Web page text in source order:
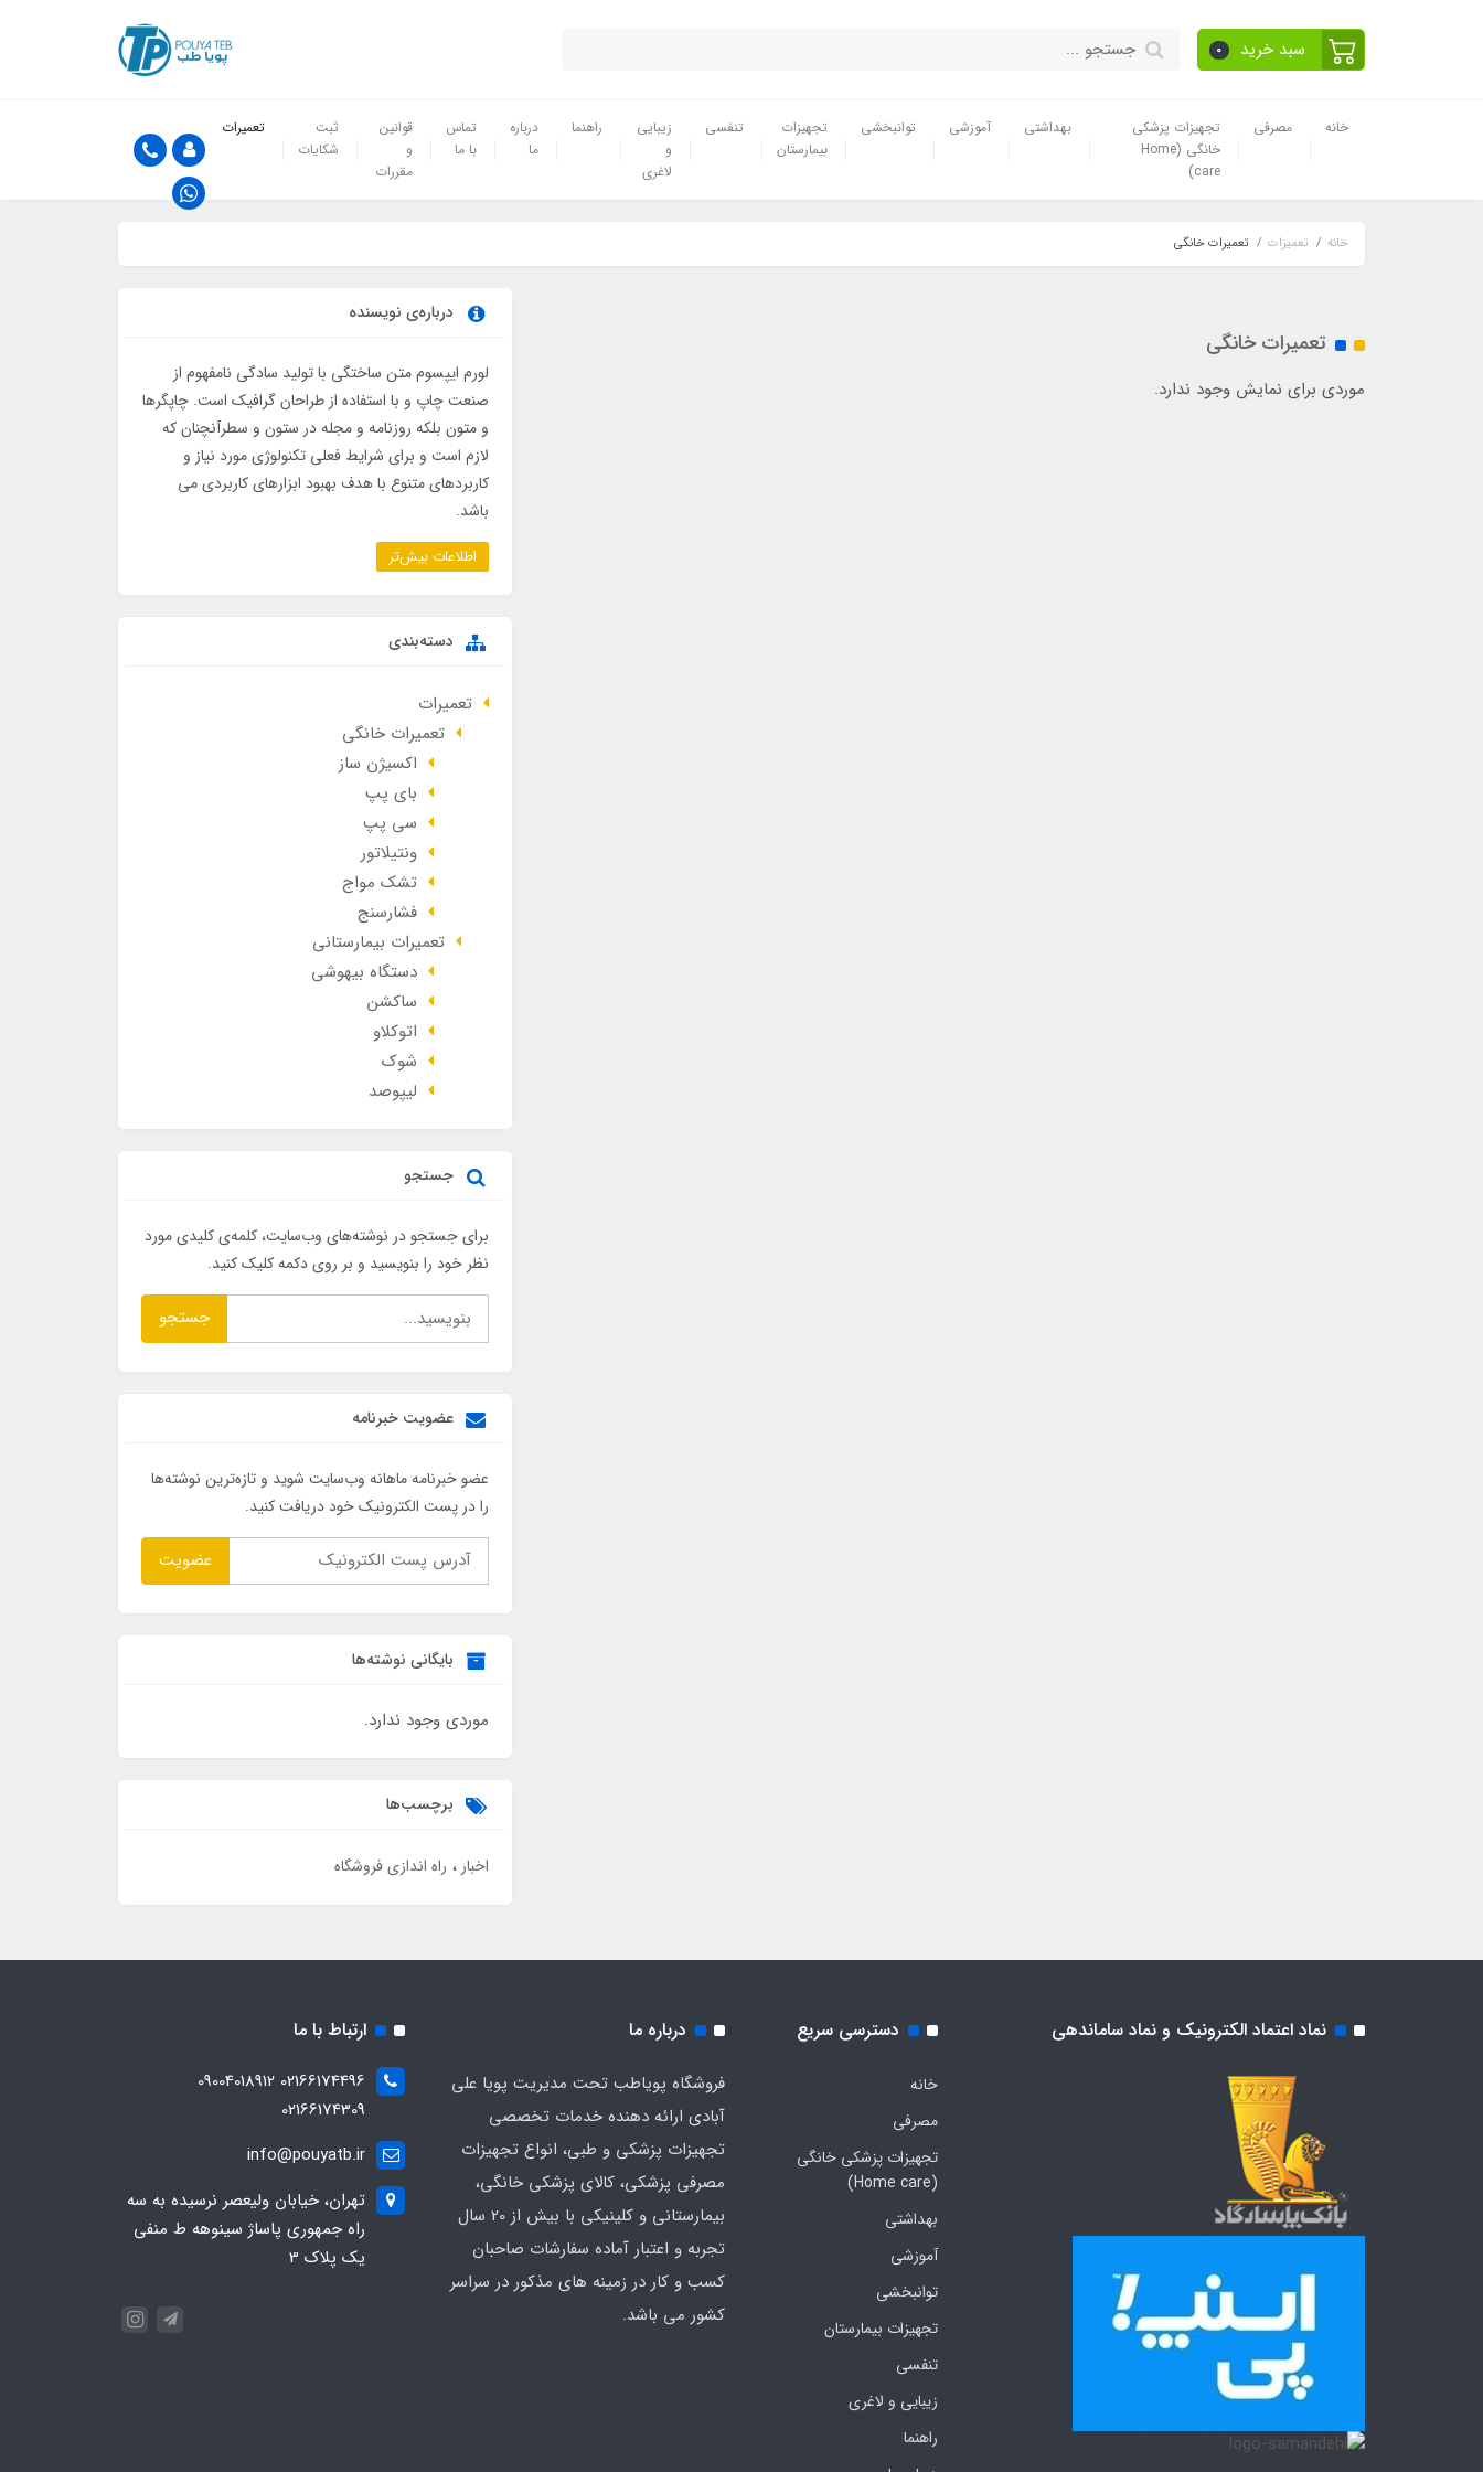
سبد خرید 0
خانه مصرفی
تجهیزات پزشکی
خانگی (Home
care)
بهداشتی آموزشی توانبخشی
تجهیزات
بیمارستان
تنفسی
زیبایی
و
لاغری
راهنما
درباره
ما
تماس
با ما
قوانین
و
مقررات
ثبت
شکایات
تعمیرات
خانه تعمیرات تعمیرات خانگی
تعمیرات خانگی
موردی برای نمایش وجود ندارد.
درباره‌ی نویسنده
لورم ایپسوم متن ساختگی با تولید سادگی نامفهوم از
صنعت چاپ و با استفاده از طراحان گرافیک است. چاپگرها
و متون بلکه روزنامه و مجله در ستون و سطرآنچنان که
لازم است و برای شرایط فعلی تکنولوژی مورد نیاز و
کاربردهای متنوع با هدف بهبود ابزارهای کاربردی می
باشد.
اطلاعات بیش‌تر
دسته‌بندی
تعمیرات
تعمیرات خانگی
اکسیژن ساز
بای پپ
سی پپ
ونتیلاتور
تشک مواج
فشارسنج
تعمیرات بیمارستانی
دستگاه بیهوشی
ساکشن
اتوکلاو
شوک
لیپوصد
جستجو
برای جستجو در نوشته‌های وب‌سایت، کلمه‌ی کلیدی مورد
نظر خود را بنویسید و بر روی دکمه کلیک کنید.
جستجو
عضویت خبرنامه
عضو خبرنامه ماهانه وب‌سایت شوید و تازه‌ترین نوشته‌ها
را در پست الکترونیک خود دریافت کنید.
عضویت
بایگانی نوشته‌ها
موردی وجود ندارد.
برچسب‌ها
اخبار راه اندازی فروشگاه
نماد اعتماد الکترونیک و نماد ساماندهی دسترسی سریع
خانه
مصرفی
تجهیزات پزشکی خانگی
(Home care)
بهداشتی
آموزشی
توانبخشی
تجهیزات بیمارستان
تنفسی
زیبایی و لاغری
راهنما
درباره ما
فروشگاه پویاطب تحت مدیریت پویا علی
آبادی ارائه دهنده خدمات تخصصی
تجهیزات پزشکی و طبی، انواع تجهیزات
مصرفی پزشکی، کالای پزشکی خانگی،
بیمارستانی و کلینیکی با بیش از 20 سال
تجربه و اعتبار آماده سفارشات صاحبان
کسب و کار در زمینه های مذکور در سراسر
کشور می باشد.
ارتباط با ما
02166174496 09004018912
02166174309
info@pouyatb.ir
تهران، خیابان ولیعصر نرسیده به سه
راه جمهوری پاساژ سینوهه ط منفی
یک پلاک 3